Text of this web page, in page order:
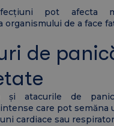
pot afecta
organismului de a face
de
și atacurile de
care pot semăna
cardiace sau